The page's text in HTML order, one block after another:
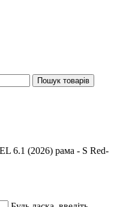
Пошук товарів
6.1 (2026) рама - S Red-